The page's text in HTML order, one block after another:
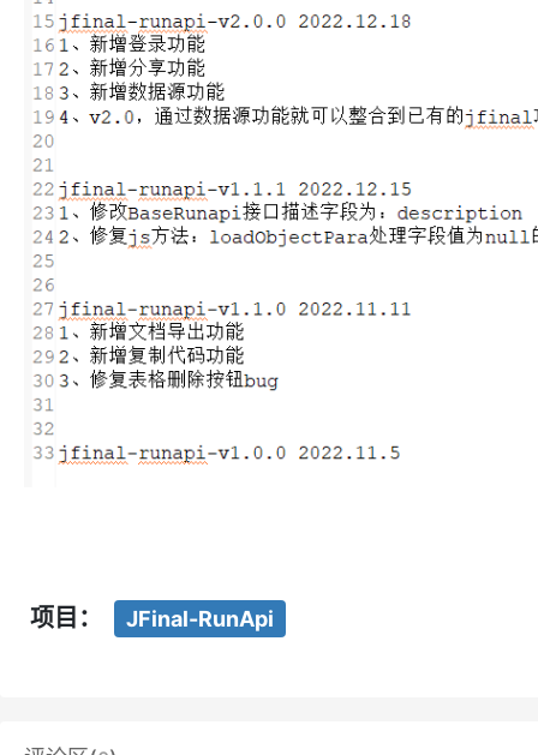
项目： JFinal-RunApi